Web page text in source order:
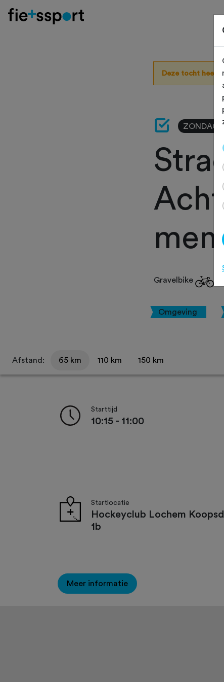
Deze tocht heeft
ZONDAG
Gravelbike
Omgeving
Afstand: 65 km 110 km 150 km
Starttijd
10:15 - 11:00
Startlocatie
Hockeyclub Lochem
1b
Meer informatie